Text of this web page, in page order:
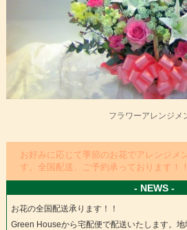
フラワーアレンジメ
お好みに応じて季節のお花でアレンジメ
す。全国配送、ご予約承っております！
- NEWS -
お花の全国配送承ります！！
Green Houseから宅配便で配送いたします。